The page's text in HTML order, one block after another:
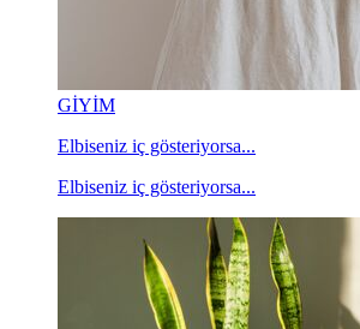
GİYİM
Elbiseniz iç gösteriyorsa...
Elbiseniz iç gösteriyorsa...